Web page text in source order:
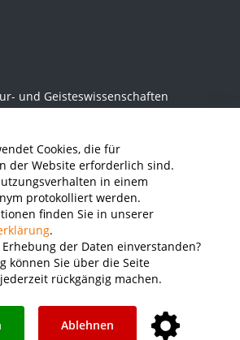
Cookies, die für
der Website erforderlich sind.
in einem
protokolliert werden.
finden Sie in unserer
.
der Daten einverstanden?
können Sie über die Seite
jederzeit rückgängig machen.
Ablehnen
und Geisteswissenschaften
und Vermessung
LinkedIn